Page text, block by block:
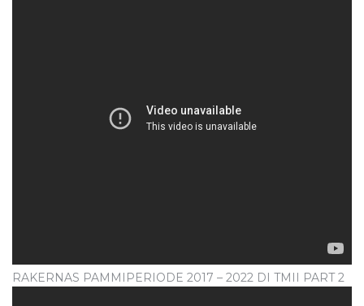
RAKERNAS PAMMIPERIODE 2017 – 2022 DI TMII PART 2